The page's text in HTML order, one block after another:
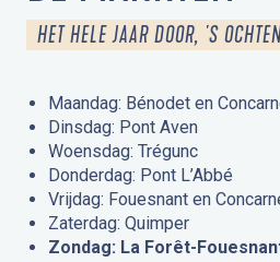
HET HELE JAAR DOOR, 'S
Maandag: Bénodet en
Dinsdag: Pont Aven
Woensdag: Trégunc
Donderdag: Pont L’Abbé
Vrijdag: Fouesnant en
Zaterdag: Quimper
Zondag: La Forêt-